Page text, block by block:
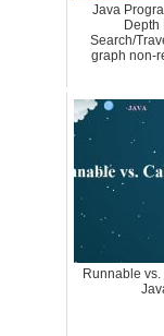
Java
Depth
Search/
graph non-
Runnable